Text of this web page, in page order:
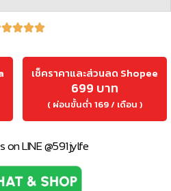
เช็คราคาและส่วนลด Shopee
699 บาท
( ผ่อนขั้นต่ำ 169 / เดือน )
on LINE @591jylfe